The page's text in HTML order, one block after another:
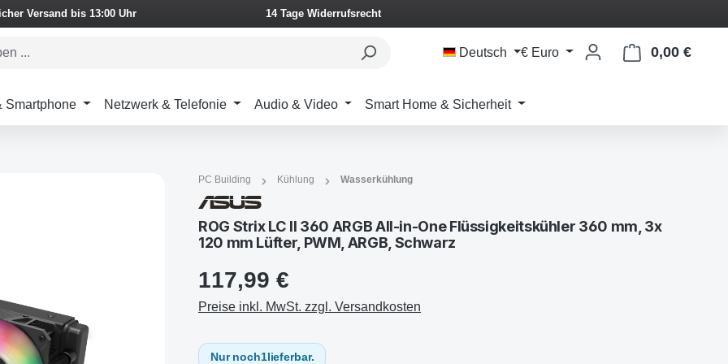
Versand bis 13:00 Uhr 14 Tage Widerrufsrecht
Deutsch € Euro 0,00 €
Smartphone Netzwerk & Telefonie Audio & Video Smart Home & Sicherheit
PC Building Kühlung Wasserkühlung
ROG Strix LC II 360 ARGB All-in-One Flüssigkeitskühler 360 mm, 3x
120 mm Lüfter, PWM, ARGB, Schwarz
117,99 €
Preise inkl. MwSt. zzgl. Versandkosten
Nur noch1lieferbar.